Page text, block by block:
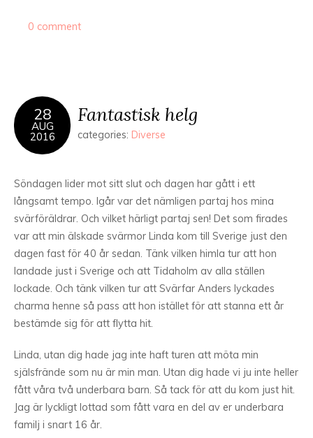
0 comment
28
AUG
2016
Fantastisk helg
categories: Diverse
Söndagen lider mot sitt slut och dagen har gått i ett
långsamt tempo. Igår var det nämligen partaj hos mina
svärföräldrar. Och vilket härligt partaj sen! Det som firades
var att min älskade svärmor Linda kom till Sverige just den
dagen fast för 40 år sedan. Tänk vilken himla tur att hon
landade just i Sverige och att Tidaholm av alla ställen
lockade. Och tänk vilken tur att Svärfar Anders lyckades
charma henne så pass att hon istället för att stanna ett år
bestämde sig för att flytta hit.
Linda, utan dig hade jag inte haft turen att möta min
själsfrände som nu är min man. Utan dig hade vi ju inte heller
fått våra två underbara barn. Så tack för att du kom just hit.
Jag är lyckligt lottad som fått vara en del av er underbara
familj i snart 16 år.